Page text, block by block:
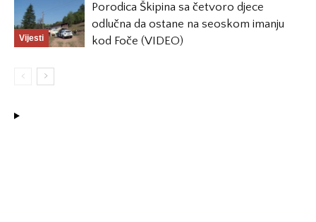
Vijesti
Porodica Škipina sa četvoro djece
odlučna da ostane na seoskom imanju
kod Foče (VIDEO)